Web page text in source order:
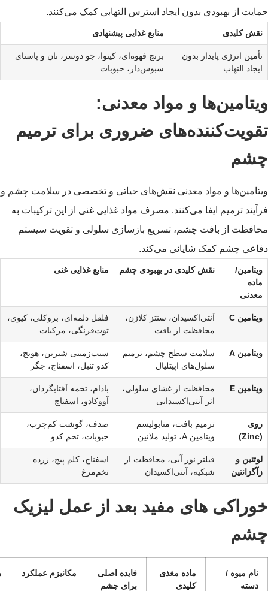
حمایت از بهبودی بدون ایجاد استرس التهابی کمک می‌کنند.
نقش کلیدی منابع غذایی پیشنهادی
تأمین انرژی پایدار بدون
ایجاد التهاب
برنج قهوه‌ای، کینوا، جو دوسر، نان و پاستای
سبوس‌دار، حبوبات
ویتامین‌ها و مواد معدنی:
تقویت‌کننده‌های ضروری برای ترمیم
چشم
ویتامین‌ها و مواد معدنی نقش‌های حیاتی و تخصصی در سلامت چشم و
فرآیند ترمیم ایفا می‌کنند. مصرف مواد غذایی غنی از این ترکیبات به
محافظت از بافت چشم، تسریع بازسازی سلولی و تقویت سیستم
دفاعی چشم کمک شایانی می‌کند.
ویتامین/
ماده
معدنی
نقش کلیدی در بهبودی چشم منابع غذایی غنی
ویتامین C
آنتی‌اکسیدان، سنتز کلاژن،
محافظت از بافت
فلفل دلمه‌ای، بروکلی، کیوی،
توت‌فرنگی، مرکبات
ویتامین A
سلامت سطح چشم، ترمیم
سلول‌های اپیتلیال
سیب‌زمینی شیرین، هویج،
کدو تنبل، اسفناج، جگر
ویتامین E
محافظت از غشای سلولی،
اثر آنتی‌اکسیدانی
بادام، تخمه آفتابگردان،
آووکادو، اسفناج
روی
(Zinc)
ترمیم بافت، متابولیسم
ویتامین A، تولید ملانین
صدف، گوشت کم‌چرب،
حبوبات، تخم کدو
لوتئین و
زآگزانتین
فیلتر نور آبی، محافظت از
شبکیه، آنتی‌اکسیدان
اسفناج، کلم پیچ، زرده
تخم‌مرغ
خوراکی های مفید بعد از عمل لیزیک
چشم
نام میوه /
دسته
ماده مغذی
کلیدی
فایده اصلی
برای چشم
مکانیزم عملکرد